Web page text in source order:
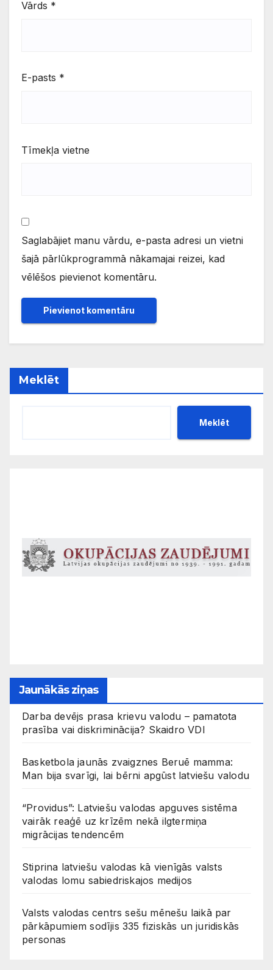
Vārds *
E-pasts *
Tīmekļa vietne
Saglabājiet manu vārdu, e-pasta adresi un vietni
šajā pārlūkprogrammā nākamajai reizei, kad
vēlēšos pievienot komentāru.
Meklēt
Meklēt
Jaunākās ziņas
Darba devējs prasa krievu valodu – pamatota
prasība vai diskriminācija? Skaidro VDI
Basketbola jaunās zvaigznes Beruē mamma:
Man bija svarīgi, lai bērni apgūst latviešu valodu
“Providus”: Latviešu valodas apguves sistēma
vairāk reaģē uz krīzēm nekā ilgtermiņa
migrācijas tendencēm
Stiprina latviešu valodas kā vienīgās valsts
valodas lomu sabiedriskajos medijos
Valsts valodas centrs sešu mēnešu laikā par
pārkāpumiem sodījis 335 fiziskās un juridiskās
personas